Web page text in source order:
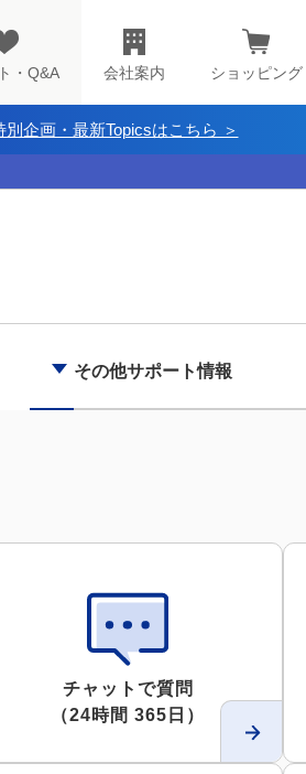
・Q&A 会社案内 ショッピング
企画・最新Topicsはこちら ＞
その他サポート情報
チャットで質問
（24時間 365日）